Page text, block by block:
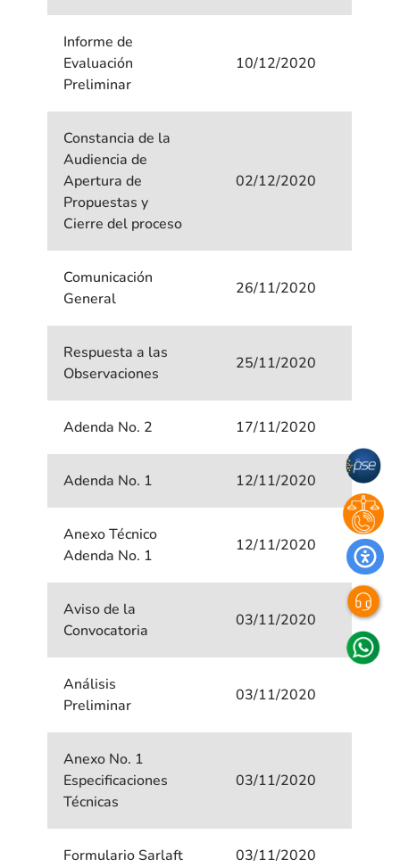
Informe de
Evaluación
Preliminar
10/12/2020
Constancia de la
Audiencia de
Apertura de
Propuestas y
Cierre del proceso
02/12/2020
Comunicación
General
26/11/2020
Respuesta a las
Observaciones
25/11/2020
Adenda No. 2 17/11/2020
Adenda No. 1 12/11/2020
Anexo Técnico
Adenda No. 1
12/11/2020
Aviso de la
Convocatoria
03/11/2020
Análisis
Preliminar
03/11/2020
Anexo No. 1
Especificaciones
Técnicas
03/11/2020
Formulario Sarlaft 03/11/2020